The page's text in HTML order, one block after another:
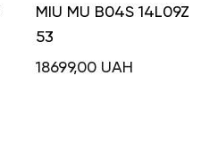
MIU MU B04S 14L09Z
53
18699,00 UAH